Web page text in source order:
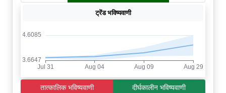
ट्रेंड भविष्यवाणी
तात्कालिक भविष्यवाणी दीर्घकालीन भविष्यवाणी